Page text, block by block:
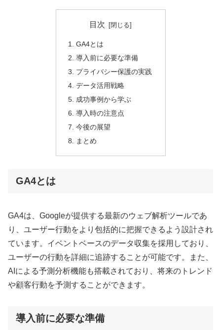
目次
GA4とは
導入前に必要な準備
プライバシー保護の実践
データ活用戦略
成功事例から学ぶ
導入時の注意点
今後の展望
まとめ
GA4とは
GA4は、Googleが提供する最新のウェブ解析ツールであ
り、ユーザー行動をより包括的に把握できるよう設計され
ています。イベントベースのデータ収集を採用しており、
ユーザーの行動を詳細に追跡することが可能です。また、
AIによる予測分析機能も搭載されており、将来のトレンド
や顧客行動を予測することができます。
導入前に必要な準備